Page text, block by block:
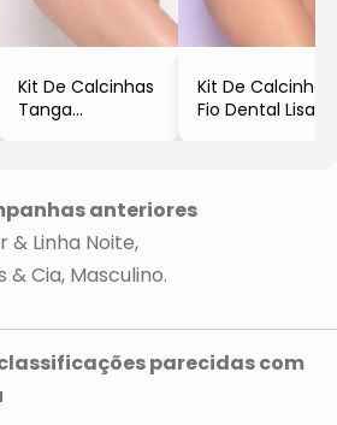
Kit De Calcinhas
Tanga
Kit De Calcinhas
Fio Dental Lisas
anteriores
& Linha Noite
& Cia Masculino
parecidas com